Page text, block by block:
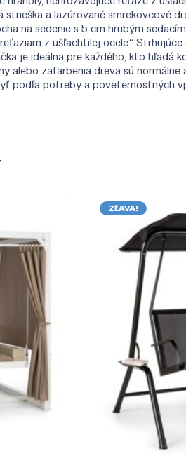
a lazúrované smrekovcové
na sedenie s 5 cm hrubým
z ušľachtilej ocele.“
je ideálna pre každého, kto
alebo zafarbenia dreva sú
podľa potreby a poveternostných
ZĽAVA!